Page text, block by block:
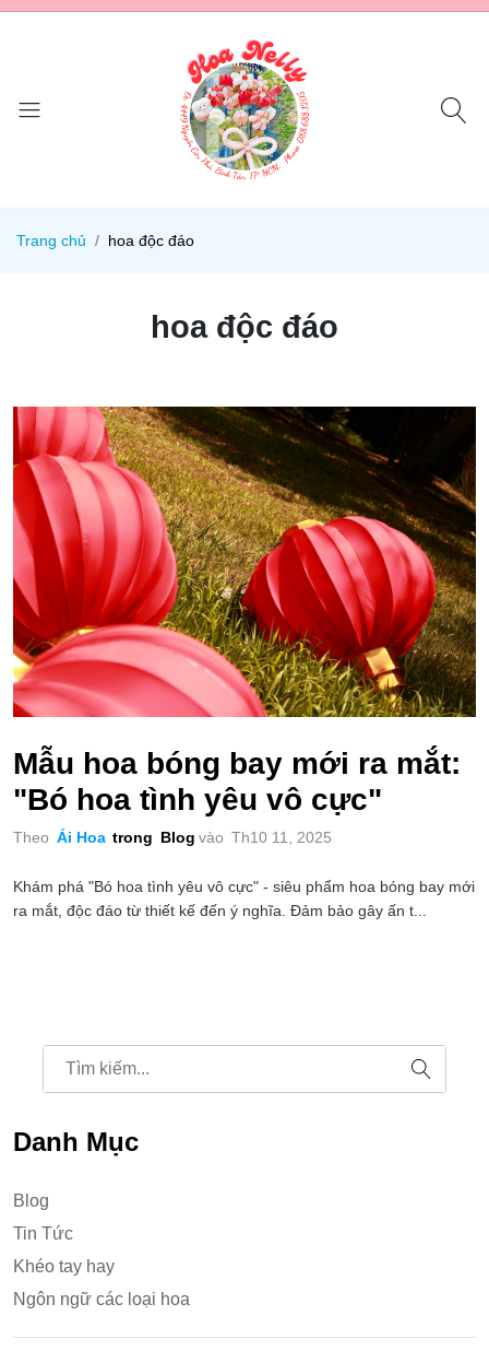
Trang chủ hoa độc đáo
hoa độc đáo
Mẫu hoa bóng bay mới ra mắt:
"Bó hoa tình yêu vô cực"
Theo Ái Hoa trong Blog vào Th10 11, 2025
Khám phá "Bó hoa tình yêu vô cực" - siêu phẩm hoa bóng bay mới
ra mắt, độc đáo từ thiết kế đến ý nghĩa. Đảm bảo gây ấn t...
Danh Mục
Blog
Tin Tức
Khéo tay hay
Ngôn ngữ các loại hoa